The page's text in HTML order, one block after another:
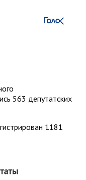
563 депутатских
1181